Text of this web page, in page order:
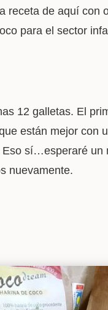
receta de aquí con
para el sector
12 galletas. El
están mejor con
sí…esperaré un
nuevamente.